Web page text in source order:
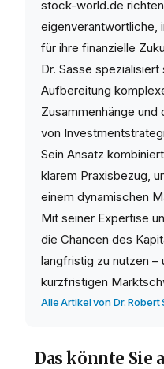
stock-world.de
eigenverantwortliche,
für ihre finanzielle
Dr. Sasse
Aufbereitung
Zusammenhänge
von
Sein Ansatz
klarem Praxisbezug,
einem dynamischen
Mit seiner Expertise
die Chancen des
langfristig zu nutzen –
kurzfristigen
Alle Artikel von Dr.
Das könnte Sie